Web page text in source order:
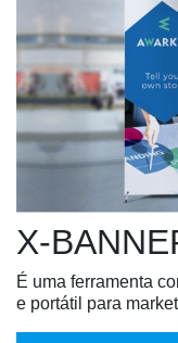
X-
É uma ferramenta
e portátil para